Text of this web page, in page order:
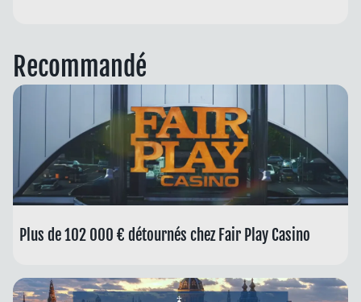
Recommandé
Plus de 102 000 € détournés chez Fair Play Casino